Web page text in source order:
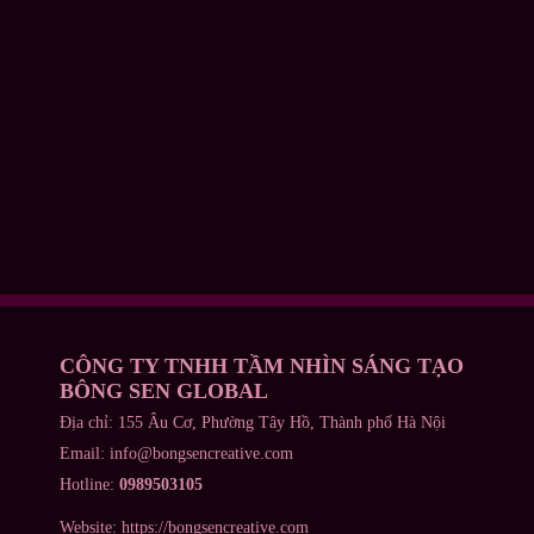
CÔNG TY TNHH TẦM NHÌN SÁNG TẠO
BÔNG SEN GLOBAL
Địa chỉ: 155 Âu Cơ, Phường Tây Hồ, Thành phố Hà Nội
Email: info@bongsencreative.com
Hotline: 0989503105
Website: https://bongsencreative.com